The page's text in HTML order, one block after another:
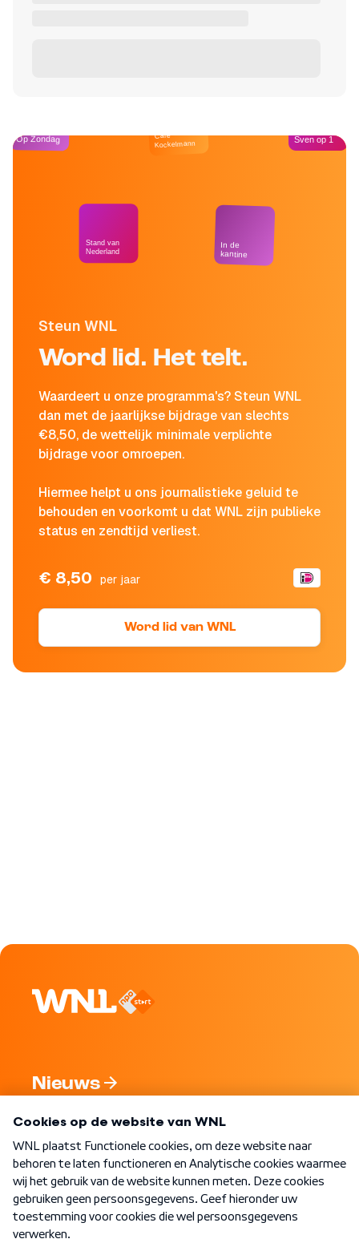
Steun WNL
Word lid. Het telt.
Waardeert u onze programma's? Steun WNL
dan met de jaarlijkse bijdrage van slechts
€8,50, de wettelijk minimale verplichte
bijdrage voor omroepen.
Hiermee helpt u ons journalistieke geluid te
behouden en voorkomt u dat WNL zijn publieke
status en zendtijd verliest.
€ 8,50 per jaar
Word lid van WNL
Op Zondag
Stand van
Nederland
Café
Kockelmann
In de
kantine
Sven op 1
Nieuws
Nieuwsbrief
Word Lid